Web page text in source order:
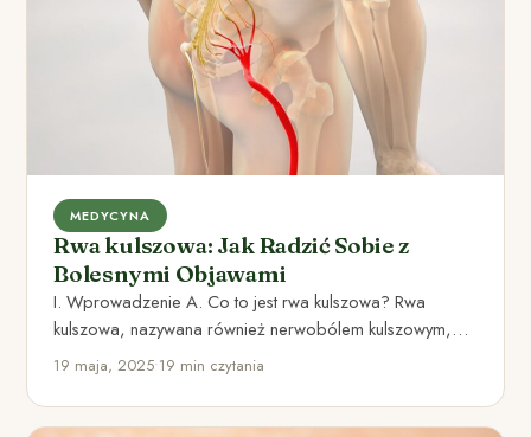
MEDYCYNA
Rwa kulszowa: Jak Radzić Sobie z
Bolesnymi Objawami
I. Wprowadzenie A. Co to jest rwa kulszowa? Rwa
kulszowa, nazywana również nerwobólem kulszowym,
jest schorzeniem związanym z…
19 maja, 2025•19 min czytania